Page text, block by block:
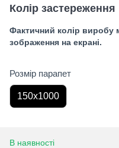
Колір застереження
Фактичний колір виробу
зображення на екрані.
Розмір парапет
150х1000
В наявності